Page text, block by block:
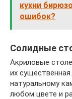
кухни
ошибок?
Солидные
Акриловые
их
натуральному
любом цвете и